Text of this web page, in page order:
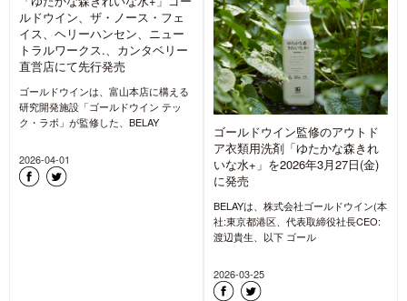
「ゆたかな森きれいな水+」ゴー
ルドウイン、ザ・ノース・フェ
イス、ヘリーハンセン、ニュー
トラルワークス.、カンタベリー
直営店にて先行発売
ゴールドウインは、富山本店に構える
研究開発施設「ゴールドウイン テッ
ク・ラボ」が監修した、BELAY
2026-04-01
ゴールドウイン監修のアウトド
ア衣類用洗剤「ゆたかな森きれ
いな水+」を2026年3月27日(金)
に発売
BELAYは、株式会社ゴールドウイン(本
社:東京都港区、代表取締役社長CEO:
渡辺貴生、以下 ゴール
2026-03-25